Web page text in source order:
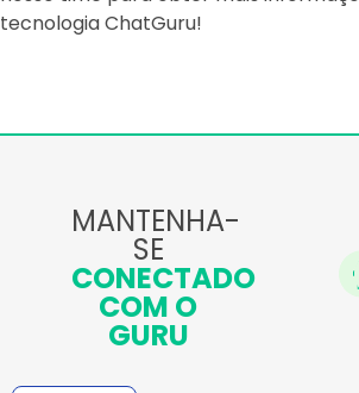
tecnologia ChatGuru!
MANTENHA-
SE
CONECTADO
COM O
GURU